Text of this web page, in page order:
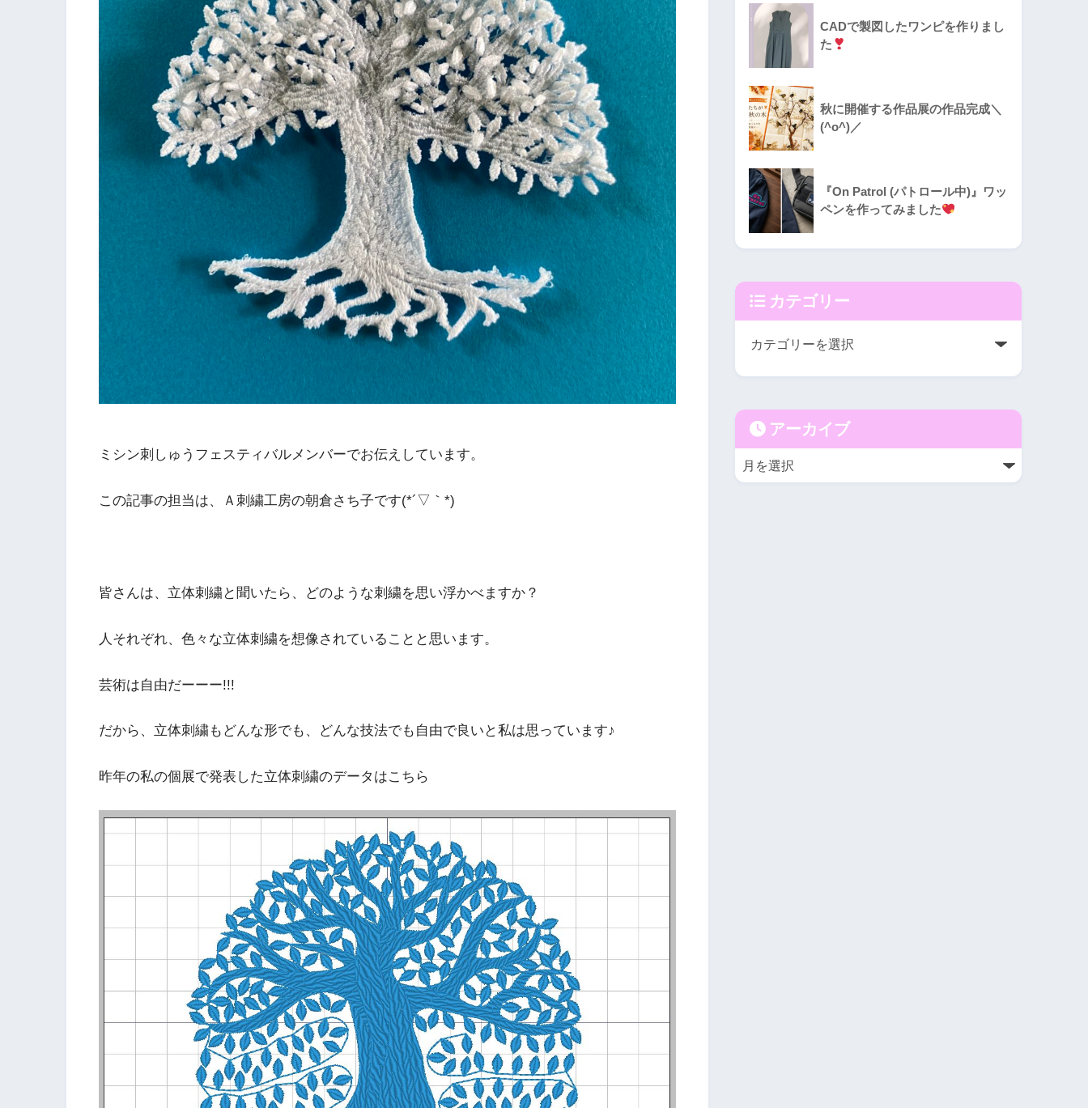
ミシン刺しゅうフェスティバルメンバーでお伝えしています。
この記事の担当は、Ａ刺繍工房の朝倉さち子です(*´▽｀*)
皆さんは、立体刺繍と聞いたら、どのような刺繍を思い浮かべますか？
人それぞれ、色々な立体刺繍を想像されていることと思います。
芸術は自由だーーー!!!
だから、立体刺繍もどんな形でも、どんな技法でも自由で良いと私は思っています♪
昨年の私の個展で発表した立体刺繍のデータはこちら
CADで製図したワンピを作りまし
た
秋に開催する作品展の作品完成＼
(^o^)／
『On Patrol (パトロール中)』ワッ
ペンを作ってみました
カテゴリー
アーカイブ